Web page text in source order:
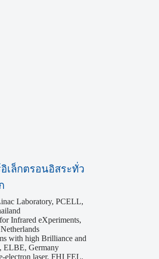
เล็กตรอนอิสระทั่ว
Laboratory, PCELL,
Infrared eXperiments,
with high Brilliance and
ELBE, Germany
electron laser, FHI FEL,